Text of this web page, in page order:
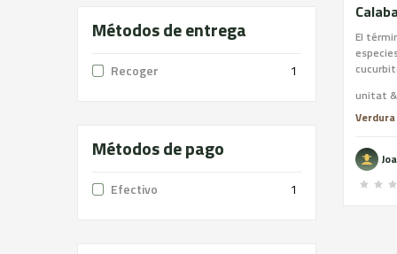
El
ocurre
como
unitat
Verdura
Métodos de entrega
Recoger 1
Métodos de pago
Efectivo 1